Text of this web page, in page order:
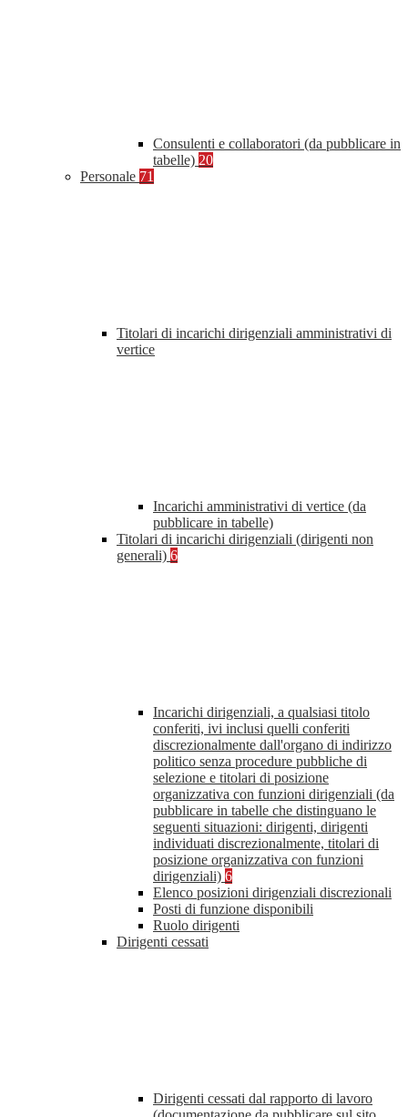
Consulenti e collaboratori (da pubblicare in
tabelle) 20
Personale 71
Titolari di incarichi dirigenziali amministrativi di
vertice
Incarichi amministrativi di vertice (da
pubblicare in tabelle)
Titolari di incarichi dirigenziali (dirigenti non
generali) 6
Incarichi dirigenziali, a qualsiasi titolo
conferiti, ivi inclusi quelli conferiti
discrezionalmente dall'organo di indirizzo
politico senza procedure pubbliche di
selezione e titolari di posizione
organizzativa con funzioni dirigenziali (da
pubblicare in tabelle che distinguano le
seguenti situazioni: dirigenti, dirigenti
individuati discrezionalmente, titolari di
posizione organizzativa con funzioni
dirigenziali) 6
Elenco posizioni dirigenziali discrezionali
Posti di funzione disponibili
Ruolo dirigenti
Dirigenti cessati
Dirigenti cessati dal rapporto di lavoro